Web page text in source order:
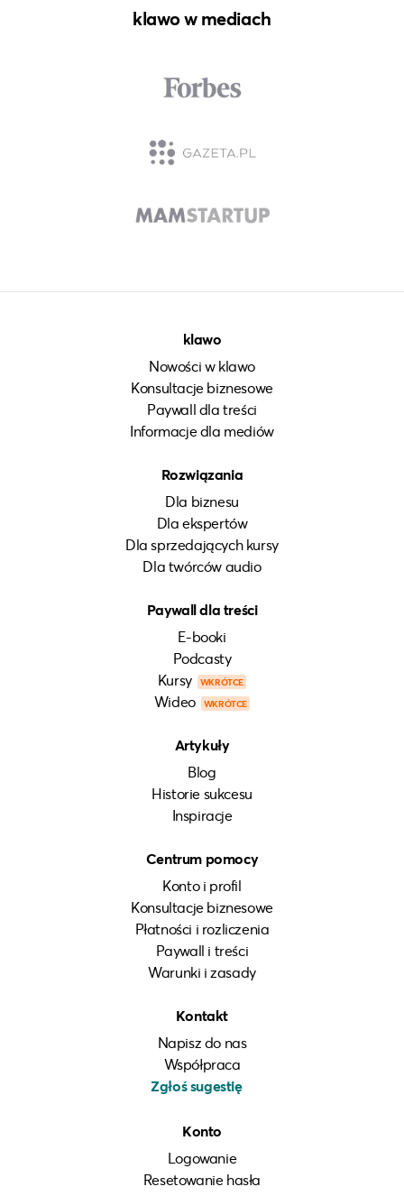
klawo w mediach
klawo
Nowości w klawo
Konsultacje biznesowe
Paywall dla treści
Informacje dla mediów
Rozwiązania
Dla biznesu
Dla ekspertów
Dla sprzedających kursy
Dla twórców audio
Paywall dla treści
E-booki
Podcasty
Kursy
WKRÓTCE
Wideo WKRÓTCE
Artykuły
Blog
Historie sukcesu
Inspiracje
Centrum pomocy
Konto i profil
Konsultacje biznesowe
Płatności i rozliczenia
Paywall i treści
Warunki i zasady
Kontakt
Napisz do nas
Współpraca
Zgłoś sugestię
Konto
Logowanie
Resetowanie hasła